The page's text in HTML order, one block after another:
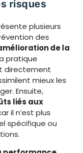
risques
plusieurs
des
de la
pratique
directement
mieux les
Ensuite,
liés aux
il n’est plus
spécifique ou